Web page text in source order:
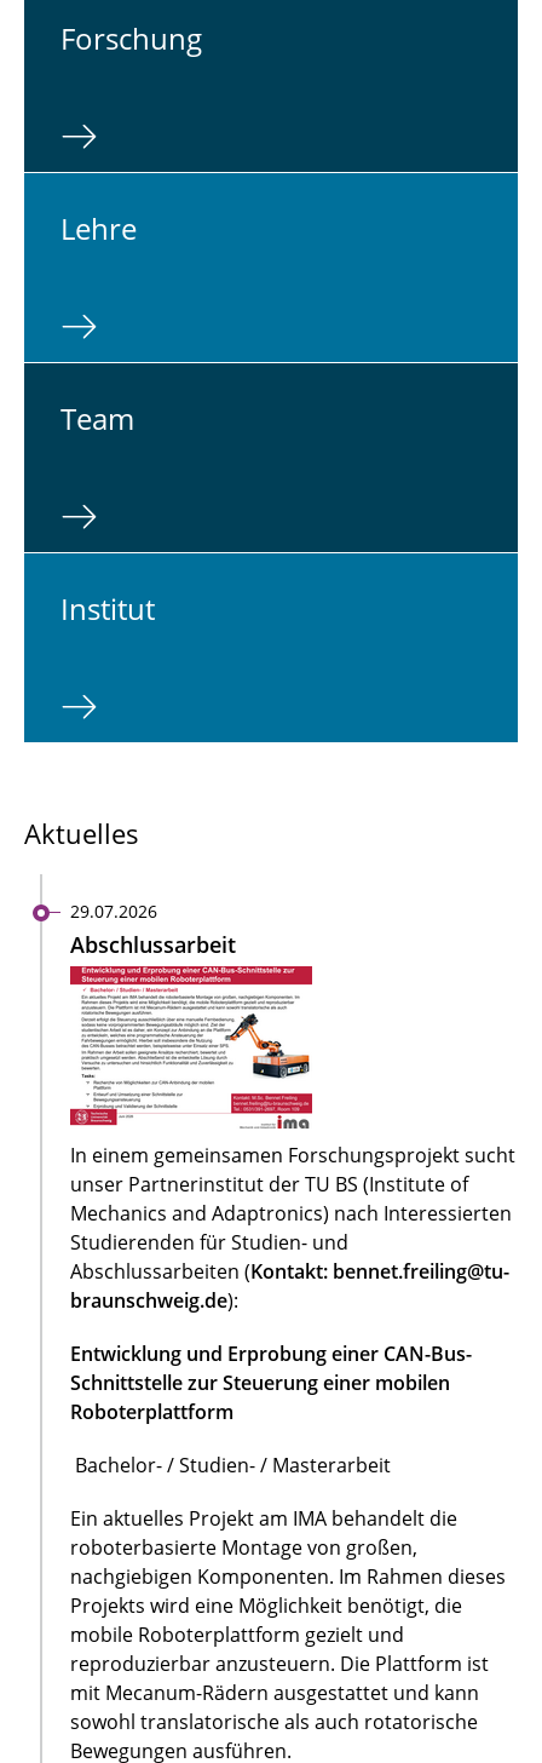
For­schung
Lehre
Team
In­sti­tut
Aktuelles
29.07.2026
Abschlussarbeit
In einem gemeinsamen Forschungsprojekt sucht
unser Partnerinstitut der TU BS (Institute of
Mechanics and Adaptronics) nach Interessierten
Studierenden für Studien- und
Abschlussarbeiten (Kontakt: bennet.freiling@tu-
braunschweig.de):
Entwicklung und Erprobung einer CAN-Bus-
Schnittstelle zur Steuerung einer mobilen
Roboterplattform
Bachelor- / Studien- / Masterarbeit
Ein aktuelles Projekt am IMA behandelt die
roboterbasierte Montage von großen,
nachgiebigen Komponenten. Im Rahmen dieses
Projekts wird eine Möglichkeit benötigt, die
mobile Roboterplattform gezielt und
reproduzierbar anzusteuern. Die Plattform ist
mit Mecanum-Rädern ausgestattet und kann
sowohl translatorische als auch rotatorische
Bewegungen ausführen.